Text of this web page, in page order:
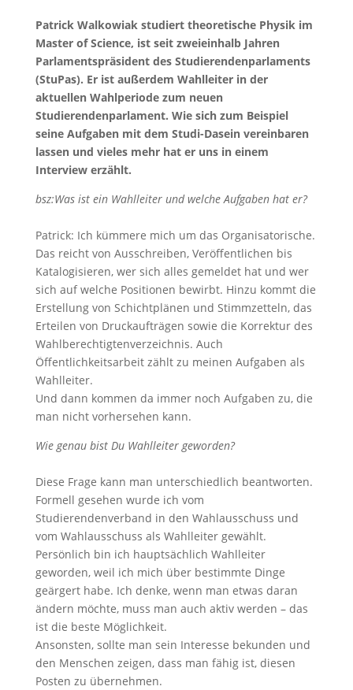
Patrick Walkowiak studiert theoretische Physik im
Master of Science, ist seit zweieinhalb Jahren
Parlamentspräsident des Studierendenparlaments
(StuPas). Er ist außerdem Wahlleiter in der
aktuellen Wahlperiode zum neuen
Studierendenparlament. Wie sich zum Beispiel
seine Aufgaben mit dem Studi-Dasein vereinbaren
lassen und vieles mehr hat er uns in einem
Interview erzählt.
bsz:Was ist ein Wahlleiter und welche Aufgaben hat er?
Patrick: Ich kümmere mich um das Organisatorische.
Das reicht von Ausschreiben, Veröffentlichen bis
Katalogisieren, wer sich alles gemeldet hat und wer
sich auf welche Positionen bewirbt. Hinzu kommt die
Erstellung von Schichtplänen und Stimmzetteln, das
Erteilen von Druckaufträgen sowie die Korrektur des
Wahlberechtigtenverzeichnis. Auch
Öffentlichkeitsarbeit zählt zu meinen Aufgaben als
Wahlleiter.
Und dann kommen da immer noch Aufgaben zu, die
man nicht vorhersehen kann.
Wie genau bist Du Wahlleiter geworden?
Diese Frage kann man unterschiedlich beantworten.
Formell gesehen wurde ich vom
Studierendenverband in den Wahlausschuss und
vom Wahlausschuss als Wahlleiter gewählt.
Persönlich bin ich hauptsächlich Wahlleiter
geworden, weil ich mich über bestimmte Dinge
geärgert habe. Ich denke, wenn man etwas daran
ändern möchte, muss man auch aktiv werden – das
ist die beste Möglichkeit.
Ansonsten, sollte man sein Interesse bekunden und
den Menschen zeigen, dass man fähig ist, diesen
Posten zu übernehmen.